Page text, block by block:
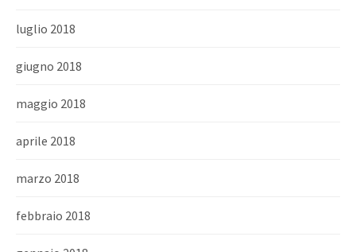
luglio 2018
giugno 2018
maggio 2018
aprile 2018
marzo 2018
febbraio 2018